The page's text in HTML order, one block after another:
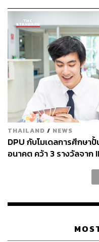
ลูกค้าให้ดี แล้วเราจะดูแ
เลอทัดมอบให้กับร้านค้า
วริยา ลีระศิริHead of
ผ่านเครื่อง
THAILAND / NEWS
DPU กับโมเดลการศึกษา
อนาคต คว้า 3 รางวัลจาก